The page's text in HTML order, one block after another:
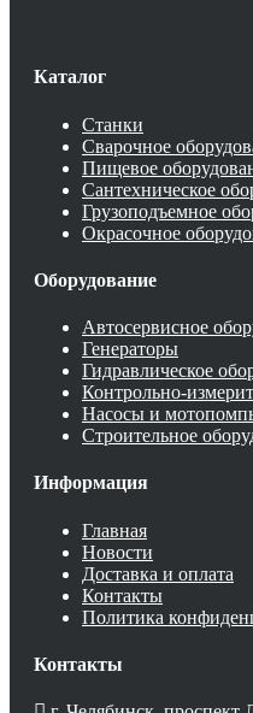
Каталог
Станки
Сварочное
Пищевое
Сантехническое
Грузоподъемное
Окрасочное
Оборудование
Автосервисное
Генераторы
Гидравлическое
Контрольно-
Насосы и
Строительное
Информация
Главная
Новости
Доставка и оплата
Контакты
Политика
Контакты